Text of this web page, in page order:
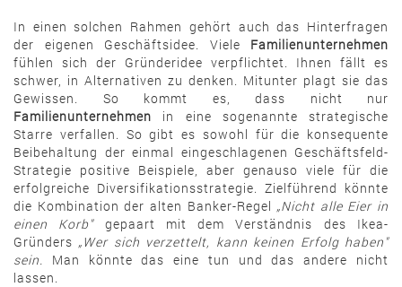
In einen solchen Rahmen gehört auch das Hinterfragen
der eigenen Geschäftsidee. Viele Familienunternehmen
fühlen sich der Gründeridee verpflichtet. Ihnen fällt es
schwer, in Alternativen zu denken. Mitunter plagt sie das
Gewissen. So kommt es, dass nicht nur
Familienunternehmen in eine sogenannte strategische
Starre verfallen. So gibt es sowohl für die konsequente
Beibehaltung der einmal eingeschlagenen Geschäftsfeld-
Strategie positive Beispiele, aber genauso viele für die
erfolgreiche Diversifikationsstrategie. Zielführend könnte
die Kombination der alten Banker-Regel „Nicht alle Eier in
einen Korb" gepaart mit dem Verständnis des Ikea-
Gründers „Wer sich verzettelt, kann keinen Erfolg haben"
sein. Man könnte das eine tun und das andere nicht
lassen.